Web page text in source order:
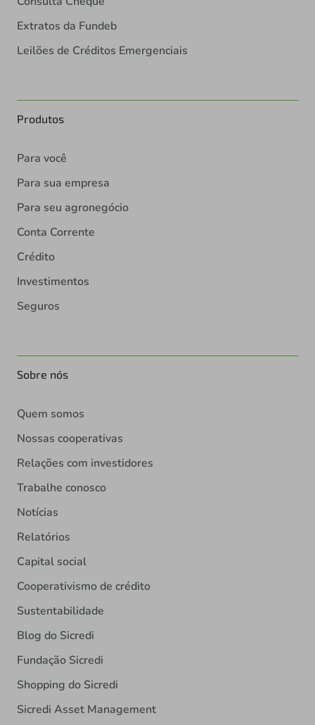
Extratos da Fundeb
Leilões de Créditos Emergenciais
Produtos
Para você
Para sua empresa
Para seu agronegócio
Conta Corrente
Crédito
Investimentos
Seguros
Sobre nós
Quem somos
Nossas cooperativas
Relações com investidores
Trabalhe conosco
Notícias
Relatórios
Capital social
Cooperativismo de crédito
Sustentabilidade
Blog do Sicredi
Fundação Sicredi
Shopping do Sicredi
Sicredi Asset Management